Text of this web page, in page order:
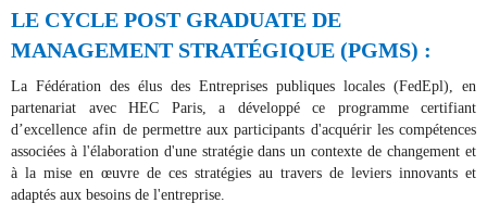
LE CYCLE POST GRADUATE DE
MANAGEMENT STRATÉGIQUE (PGMS) :
La Fédération des élus des Entreprises publiques locales (FedEpl), en
partenariat avec HEC Paris, a développé ce programme certifiant
d’excellence afin de permettre aux participants d'acquérir les compétences
associées à l'élaboration d'une stratégie dans un contexte de changement et
à la mise en œuvre de ces stratégies au travers de leviers innovants et
adaptés aux besoins de l'entreprise.